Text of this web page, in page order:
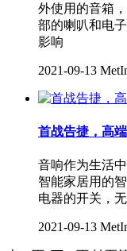
外使用的音箱
部的喇叭和电
影响
2021-09-13
首战告捷，高
音响作为生活
智能家居用的
电器的开关，
2021-09-13